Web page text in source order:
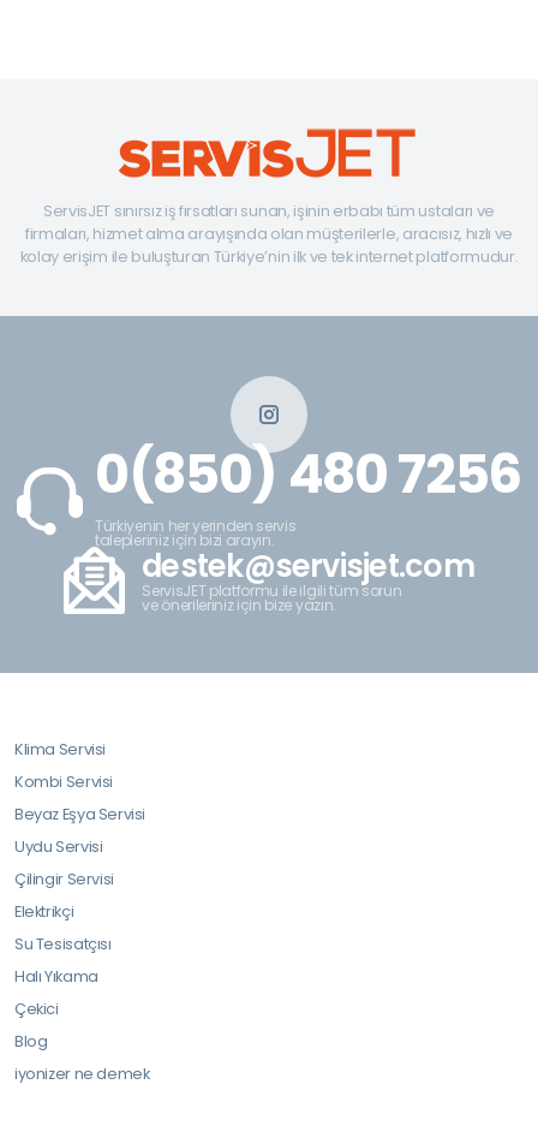
ServisJET sınırsız iş fırsatları sunan, işinin erbabı tüm ustaları ve
firmaları, hizmet alma arayışında olan müşterilerle, aracısız, hızlı ve
kolay erişim ile buluşturan Türkiye’nin ilk ve tek internet platformudur.
0(850) 480 7256
Türkiyenin her yerinden servis
talepleriniz için bizi arayın.
destek@servisjet.com
ServisJET platformu ile ilgili tüm sorun
ve önerileriniz için bize yazın.
Klima Servisi
Kombi Servisi
Beyaz Eşya Servisi
Uydu Servisi
Çilingir Servisi
Elektrikçi
Su Tesisatçısı
Halı Yıkama
Çekici
Blog
iyonizer ne demek